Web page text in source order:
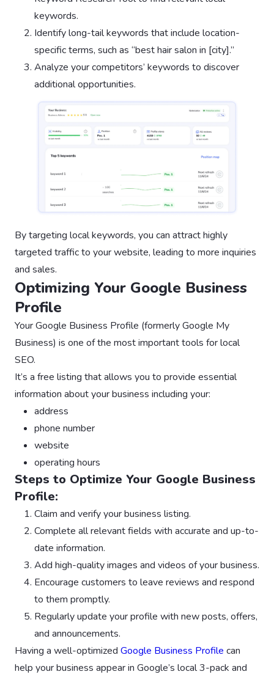
keywords.
Identify long-tail keywords that include location-
specific terms, such as “best hair salon in [city].”
Analyze your competitors’ keywords to discover
additional opportunities.
By targeting local keywords, you can attract highly
targeted traffic to your website, leading to more inquiries
and sales.
Optimizing Your Google Business
Profile
Your Google Business Profile (formerly Google My
Business) is one of the most important tools for local
SEO.
It’s a free listing that allows you to provide essential
information about your business including your:
address
phone number
website
operating hours
Steps to Optimize Your Google Business
Profile:
Claim and verify your business listing.
Complete all relevant fields with accurate and up-to-
date information.
Add high-quality images and videos of your business.
Encourage customers to leave reviews and respond
to them promptly.
Regularly update your profile with new posts, offers,
and announcements.
Having a well-optimized Google Business Profile can
help your business appear in Google’s local 3-pack and